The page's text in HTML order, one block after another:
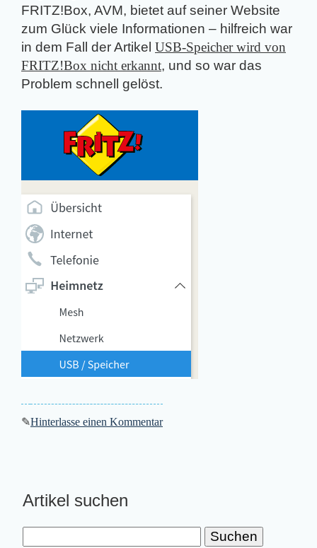
FRITZ!Box, AVM, bietet auf seiner Website
zum Glück viele Informationen – hilfreich war
in dem Fall der Artikel USB-Speicher wird von
FRITZ!Box nicht erkannt, und so war das
Problem schnell gelöst.
✎Hinterlasse einen Kommentar
Artikel suchen